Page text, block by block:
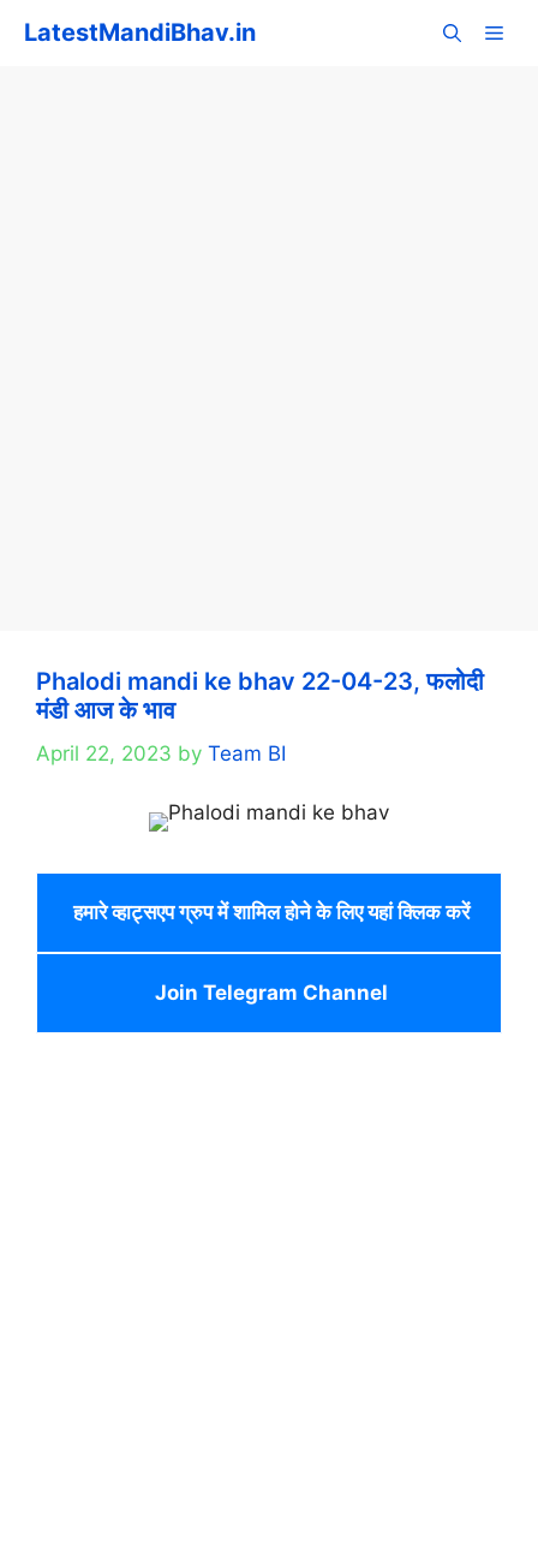
LatestMandiBhav.in
Phalodi mandi ke bhav 22-04-23, फलोदी
मंडी आज के भाव
April 22, 2023 by Team BI
हमारे व्हाट्सएप ग्रुप में शामिल होने के लिए यहां क्लिक करें
Join Telegram Channel